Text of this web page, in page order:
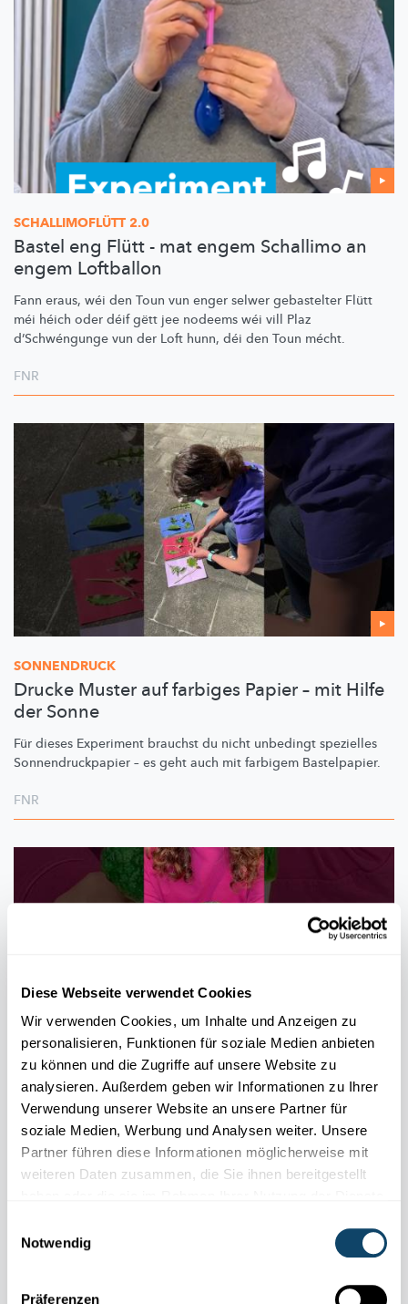
Diese Webseite verwendet Cookies
Wir verwenden Cookies, um Inhalte und Anzeigen zu
personalisieren, Funktionen für soziale Medien anbieten
zu können und die Zugriffe auf unsere Website zu
analysieren. Außerdem geben wir Informationen zu Ihrer
Verwendung unserer Website an unsere Partner für
soziale Medien, Werbung und Analysen weiter. Unsere
Partner führen diese Informationen möglicherweise mit
weiteren Daten zusammen, die Sie ihnen bereitgestellt
Notwendig
Präferenzen
SCHALLIMOFLÜTT 2.0
Bastel eng Flütt - mat engem Schallimo an
engem Loftballon
Fann eraus, wéi den Toun vun enger selwer gebastelter Flütt
méi héich oder déif gëtt jee nodeems wéi vill Plaz
d’Schwéngunge vun der Loft hunn, déi den Toun mécht.
FNR
SONNENDRUCK
Drucke Muster auf farbiges Papier – mit Hilfe
der Sonne
Für dieses Experiment brauchst du nicht unbedingt spezielles
Sonnendruckpapier – es geht auch mit farbigem Bastelpapier.
FNR
CHEMISCHE REAKTION
Lasse einen “Baum” wachsen – mithilfe von
Natron und Essig
Dieser „Backpulver-Baum“funktioniert nach einem ähnlichen